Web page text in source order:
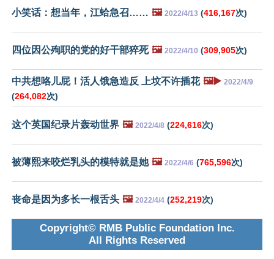
小笑话：想当年，江蛤急召…… 🖼️ 2022/4/13 (416,167次)
四位因公殉职的党的好干部猝死 🖼️ 2022/4/10 (309,905次)
中共想咯儿屁！活人饿急造反 上坟不许插花 🖼️▶️ 2022/4/9
(264,082次)
这个英国纪录片轰动世界 🖼️ 2022/4/8 (224,616次)
被薄熙来咬烂乳头的模特就是她 🖼️ 2022/4/6 (765,596次)
丧命是因为多长一根舌头 🖼️ 2022/4/4 (252,219次)
Copyright© RMB Public Foundation Inc.
All Rights Reserved